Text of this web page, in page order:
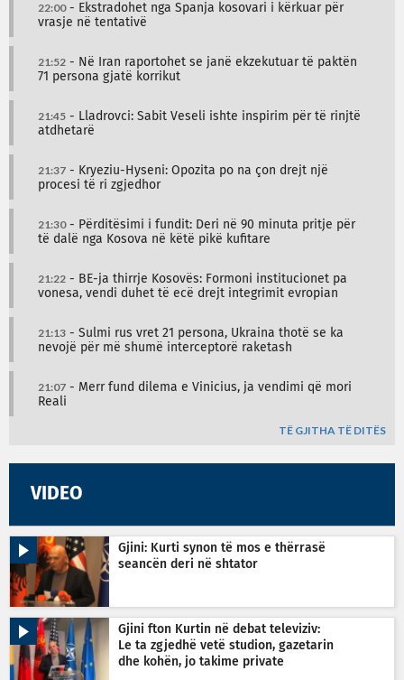
22:00- Ekstradohet nga Spanja kosovari i kërkuar për
vrasje në tentativë
21:52 - Në Iran raportohet se janë ekzekutuar të paktën
71 persona gjatë korrikut
21:45 - Lladrovci: Sabit Veseli ishte inspirim për të rinjtë
atdhetarë
21:37 - Kryeziu-Hyseni: Opozita po na çon drejt një
procesi të ri zgjedhor
21:30- Përditësimi i fundit: Deri në 90 minuta pritje për
të dalë nga Kosova në këtë pikë kufitare
21:22 - BE-ja thirrje Kosovës: Formoni institucionet pa
vonesa, vendi duhet të ecë drejt integrimit evropian
21:13 - Sulmi rus vret 21 persona, Ukraina thotë se ka
nevojë për më shumë interceptorë raketash
21:07 - Merr fund dilema e Vinicius, ja vendimi që mori
Reali
TË GJITHA TË DITËS
VIDEO
Gjini: Kurti synon të mos e thërrasë
seancën deri në shtator
Gjini fton Kurtin në debat televiziv:
Le ta zgjedhë vetë studion, gazetarin
dhe kohën, jo takime private